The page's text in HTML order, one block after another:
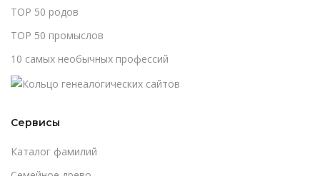
TOP 50 родов
TOP 50 промыслов
10 самых необычных профессий
Сервисы
Каталог фамилий